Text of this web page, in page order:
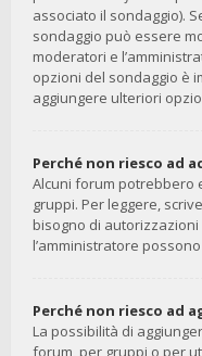
associato il sondaggio).
sondaggio può essere
moderatori e
opzioni del sondaggio è
aggiungere ulteriori
Perché non riesco ad
Alcuni forum potrebbero
gruppi. Per leggere,
bisogno di
l’amministratore
Perché non riesco ad
La possibilità di
forum, per gruppi o per